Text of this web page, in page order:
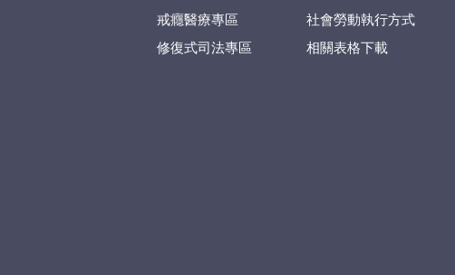
戒癮醫療專區
修復式司法專區
社會勞動執行方式
相關表格下載